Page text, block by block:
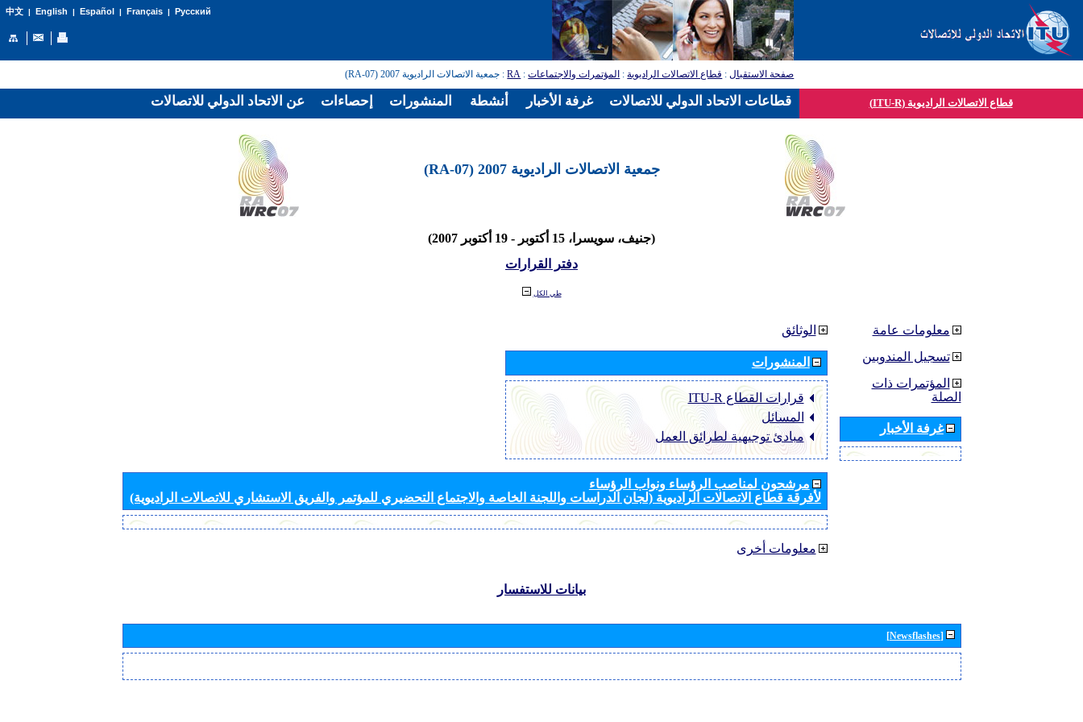
中文| English | Español | Français| Русский
صفحة الاستقبال: قطاع الاتصالات الراديوية: المؤتمرات والاجتماعات:
RA: جمعية الاتصالات الراديوية 2007 (RA-07)
قطاع الاتصالات الراديوية (ITU-R)
جمعية الاتصالات الراديوية 2007 (RA-07)
(جنيف، سويسرا، 15 أكتوبر - 19 أكتوبر 2007)
دفتر القرارات
طي الكل
الوثائق
المنشورات
قرارات القطاع ‏ITU-R
المسائل
مبادئ توجيهية لطرائق العمل
مرشحون لمناصب الرؤساء ونواب الرؤساء
لأفرقة قطاع الاتصالات الراديوية (لجان الدراسات واللجنة الخاصة والاجتماع التحضيري للمؤتمر والفريق الاستشاري للاتصالات الراديوية)
معلومات أخرى
معلومات عامة
تسجيل المندوبين
المؤتمرات ذات
الصلة
غرفة الأخبار
بيانات للاستفسار
[Newsflashes]
عن الاتحاد الدولي للاتصالات إحصاءات المنشورات أنشطة غرفة الأخبار قطاعات الاتحاد الدولي للاتصالات